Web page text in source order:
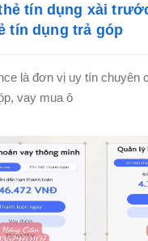
tín dụng xài
tín dụng trả góp
là đơn vị uy tín chuyên
vay mua ô